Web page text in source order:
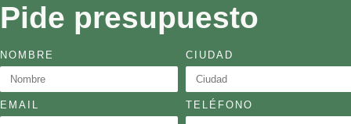
Pide presupuesto
NOMBRE CIUDAD
EMAIL TELÉFONO